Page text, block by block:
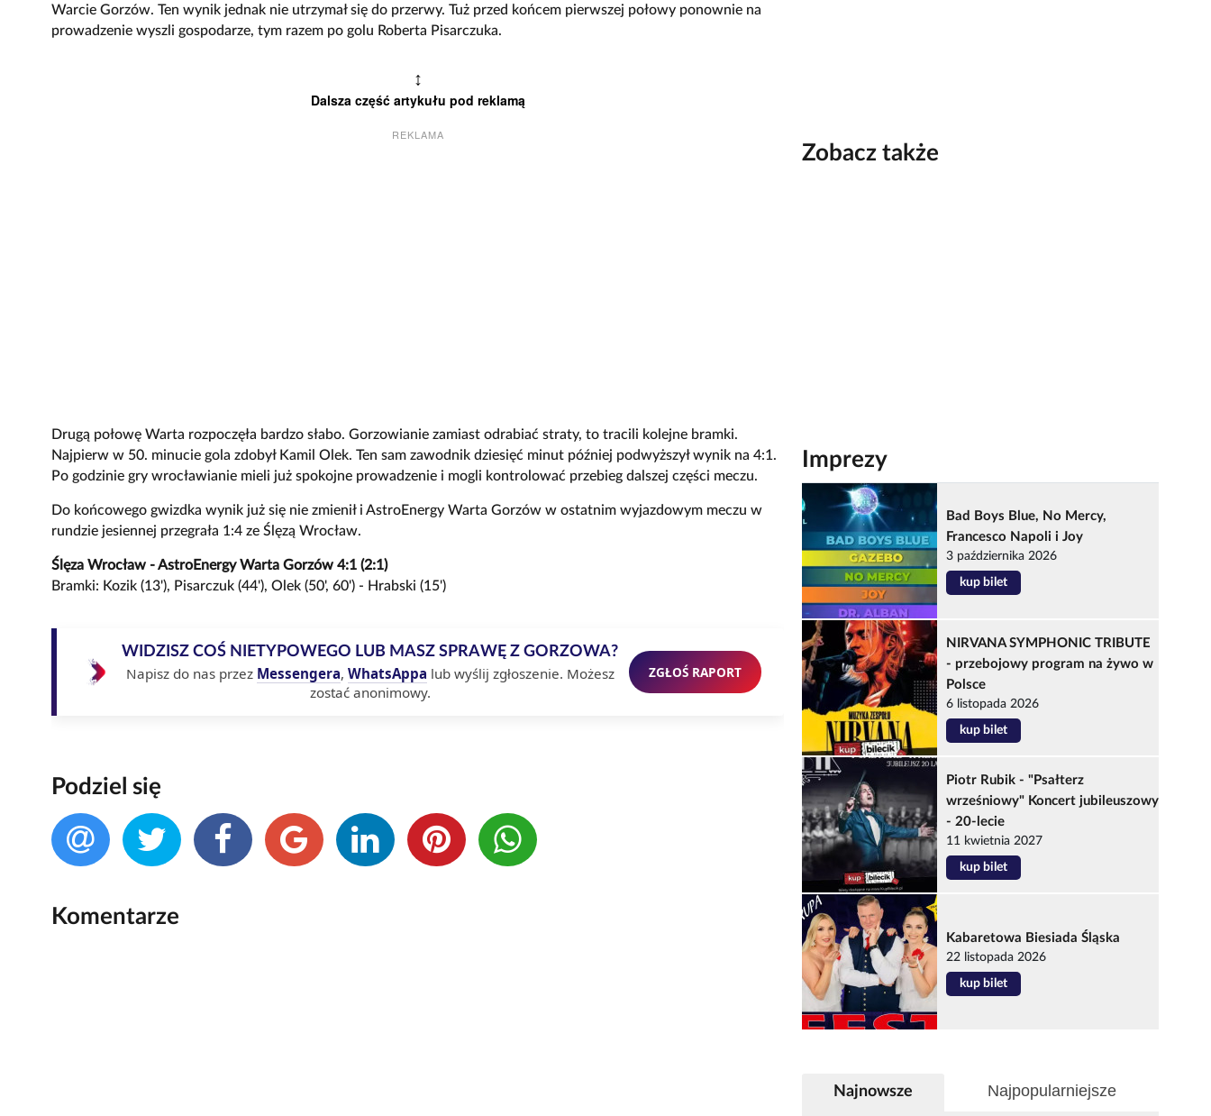
Warcie Gorzów. Ten wynik jednak nie utrzymał się do przerwy. Tuż przed końcem pierwszej połowy ponownie na
prowadzenie wyszli gospodarze, tym razem po golu Roberta Pisarczuka.
↕
Dalsza część artykułu pod reklamą
REKLAMA
Drugą połowę Warta rozpoczęła bardzo słabo. Gorzowianie zamiast odrabiać straty, to tracili kolejne bramki.
Najpierw w 50. minucie gola zdobył Kamil Olek. Ten sam zawodnik dziesięć minut później podwyższył wynik na 4:1.
Po godzinie gry wrocławianie mieli już spokojne prowadzenie i mogli kontrolować przebieg dalszej części meczu.
Do końcowego gwizdka wynik już się nie zmienił i AstroEnergy Warta Gorzów w ostatnim wyjazdowym meczu w
rundzie jesiennej przegrała 1:4 ze Ślęzą Wrocław.
Ślęza Wrocław - AstroEnergy Warta Gorzów 4:1 (2:1)
Bramki: Kozik (13'), Pisarczuk (44'), Olek (50', 60') - Hrabski (15')
WIDZISZ COŚ NIETYPOWEGO LUB MASZ SPRAWĘ Z GORZOWA?
Napisz do nas przez Messengera, WhatsAppa lub wyślij zgłoszenie. Możesz
zostać anonimowy.
ZGŁOŚ RAPORT
Podziel się
Komentarze
Zobacz także
Imprezy
Bad Boys Blue, No Mercy,
Francesco Napoli i Joy
3 października 2026
kup bilet
NIRVANA SYMPHONIC TRIBUTE
- przebojowy program na żywo w
Polsce
6 listopada 2026
kup bilet
Piotr Rubik - "Psałterz
wrześniowy" Koncert jubileuszowy
- 20-lecie
11 kwietnia 2027
kup bilet
Kabaretowa Biesiada Śląska
22 listopada 2026
kup bilet
Najnowsze Najpopularniejsze